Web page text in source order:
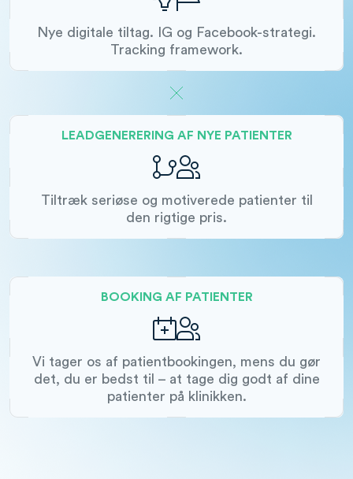
Nye digitale tiltag. IG og Facebook-strategi.
Tracking framework.
LEADGENERERING AF NYE PATIENTER
Tiltræk seriøse og motiverede patienter til
den rigtige pris.
BOOKING AF PATIENTER
Vi tager os af patientbookingen, mens du gør
det, du er bedst til – at tage dig godt af dine
patienter på klinikken.